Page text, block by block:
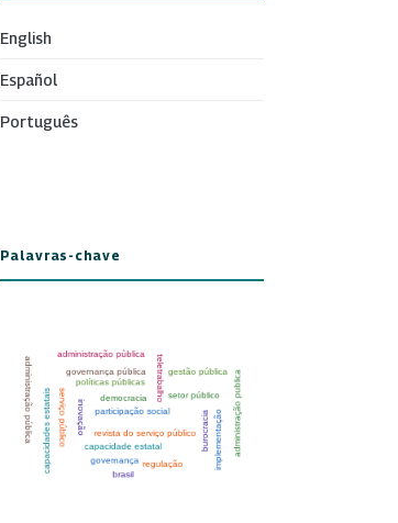
English
Español
Português
Palavras-chave